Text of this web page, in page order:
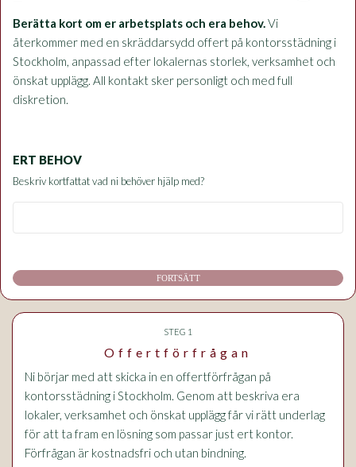
Berätta kort om er arbetsplats och era behov.Vi
återkommer med en skräddarsydd offert på kontorsstädning i
Stockholm, anpassad efter lokalernas storlek, verksamhet och
önskat upplägg. All kontakt sker personligt och med full
diskretion.
ERT BEHOV
Beskriv kortfattat vad ni behöver hjälp med?
FORTSÄTT
STEG 1
Offertförfrågan
Ni börjar med att skicka in en offertförfrågan på
kontorsstädning i Stockholm. Genom att beskriva era
lokaler, verksamhet och önskat upplägg får vi rätt underlag
för att ta fram en lösning som passar just ert kontor.
Förfrågan är kostnadsfri och utan bindning.